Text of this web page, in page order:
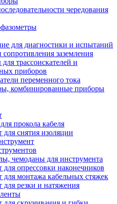
чередования
для диагностики и испытаний
заземления
трассоискателей и
приборов
переменного тока
комбинированные приборы
прокола кабеля
снятия изоляции
чемоданы для инструмента
опрессовки наконечников
для монтажа кабельных стяжек
для резки и натяжения